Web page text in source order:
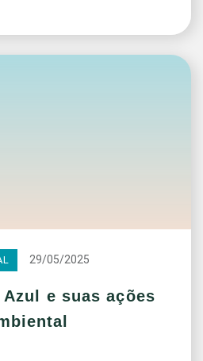
29/05/2025
e suas ações